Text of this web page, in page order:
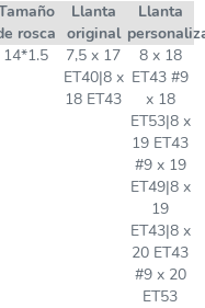
rosca
Llanta
original
Llanta
14*1.5
7,5 x 17
ET40|8 x
18 ET43
8 x 18
ET43 #9
x 18
ET53|8 x
19 ET43
#9 x 19
ET49|8 x
19
ET43|8 x
20 ET43
#9 x 20
ET53